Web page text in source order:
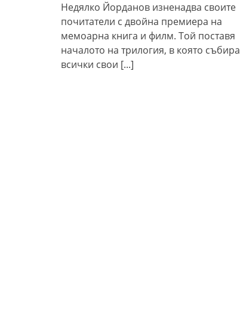
Недялко Йорданов изненадва своите
почитатели с двойна премиера на
мемоарна книга и филм. Той поставя
началото на трилогия, в която събира
всички свои [...]